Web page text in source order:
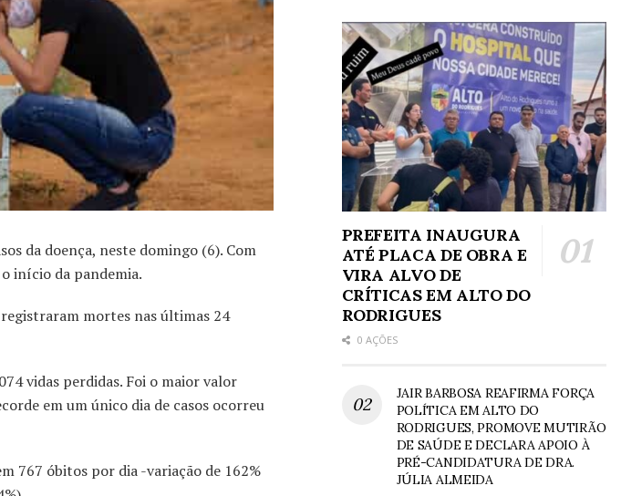
da doença, neste domingo (6). Com
início da pandemia.
registraram mortes nas últimas 24
vidas perdidas. Foi o maior valor
em um único dia de casos ocorreu
767 óbitos por dia -variação de 162%
PREFEITA INAUGURA
ATÉ PLACA DE OBRA E
VIRA ALVO DE
CRÍTICAS EM ALTO DO
RODRIGUES
0 AÇÕES
JAIR BARBOSA REAFIRMA FORÇA
POLÍTICA EM ALTO DO
RODRIGUES, PROMOVE MUTIRÃO
DE SAÚDE E DECLARA APOIO À
PRÉ-CANDIDATURA DE DRA.
JÚLIA ALMEIDA